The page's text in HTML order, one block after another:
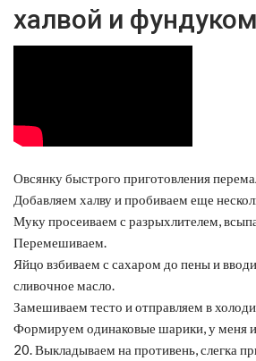
халвой и
Овсянку быстрого приготовления
Добавляем халву и пробиваем еще
Муку просеиваем с разрыхлителем,
Перемешиваем.
Яйцо взбиваем с сахаром до пены и
сливочное масло.
Замешиваем тесто и отправляем в
Формируем одинаковые шарики, у меня
20. Выкладываем на противень, слегка